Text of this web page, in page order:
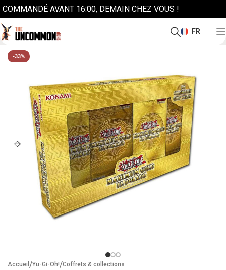
COMMANDÉ AVANT 16:00, DEMAIN CHEZ VOUS !
FR
-33%
Accueil /Yu-Gi-Oh!/Coffrets & collections